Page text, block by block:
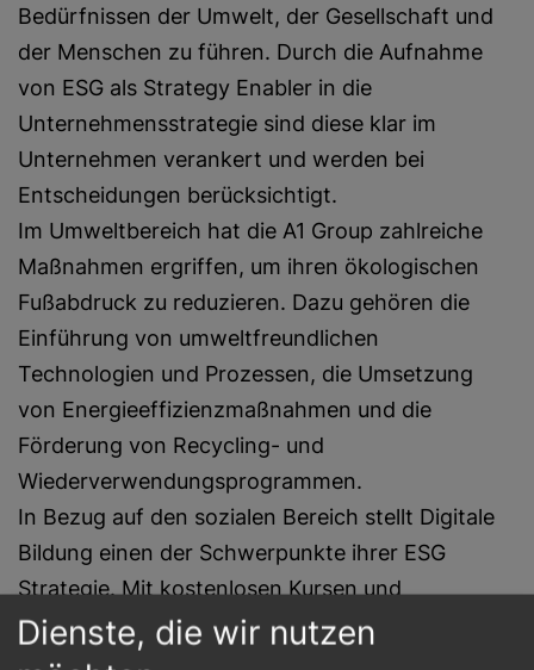
Bedürfnissen der Umwelt, der Gesellschaft und
der Menschen zu führen. Durch die Aufnahme
von ESG als Strategy Enabler in die
Unternehmensstrategie sind diese klar im
Unternehmen verankert und werden bei
Entscheidungen berücksichtigt.
Im Umweltbereich hat die A1 Group zahlreiche
Maßnahmen ergriffen, um ihren ökologischen
Fußabdruck zu reduzieren. Dazu gehören die
Einführung von umweltfreundlichen
Technologien und Prozessen, die Umsetzung
von Energieeffizienzmaßnahmen und die
Förderung von Recycling- und
Wiederverwendungsprogrammen.
In Bezug auf den sozialen Bereich stellt Digitale
Bildung einen der Schwerpunkte ihrer ESG
Strategie. Mit kostenlosen Kursen und
Workshops für Kinder, Jugendliche,
Pädagog:innen, Eltern und Senior:innen
Dienste, die wir nutzen